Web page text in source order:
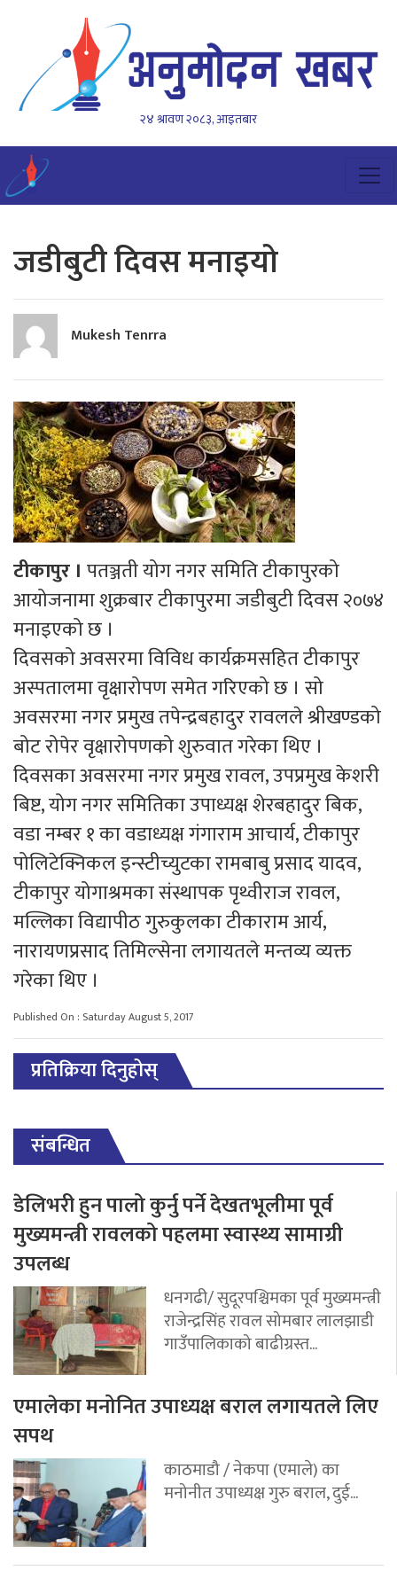
२४ श्रावण २०८३, आइतबार
जडीबुटी दिवस मनाइयो
Mukesh Tenrra
टीकापुर । पतञ्जती योग नगर समिति टीकापुरको
आयोजनामा शुक्रबार टीकापुरमा जडीबुटी दिवस २०७४
मनाइएको छ ।
दिवसको अवसरमा विविध कार्यक्रमसहित टीकापुर
अस्पतालमा वृक्षारोपण समेत गरिएको छ । सो
अवसरमा नगर प्रमुख तपेन्द्रबहादुर रावलले श्रीखण्डको
बोट रोपेर वृक्षारोपणको शुरुवात गरेका थिए ।
दिवसका अवसरमा नगर प्रमुख रावल, उपप्रमुख केशरी
बिष्ट, योग नगर समितिका उपाध्यक्ष शेरबहादुर बिक,
वडा नम्बर १ का वडाध्यक्ष गंगाराम आचार्य, टीकापुर
पोलिटेक्निकल इन्स्टीच्युटका रामबाबु प्रसाद यादव,
टीकापुर योगाश्रमका संस्थापक पृथ्वीराज रावल,
मल्लिका विद्यापीठ गुरुकुलका टीकाराम आर्य,
नारायणप्रसाद तिमिल्सेना लगायतले मन्तव्य व्यक्त
गरेका थिए ।
Published On : Saturday August 5, 2017
प्रतिक्रिया दिनुहोस्
संबन्धित
डेलिभरी हुन पालो कुर्नु पर्ने देखतभूलीमा पूर्व
मुख्यमन्त्री रावलको पहलमा स्वास्थ्य सामाग्री
उपलब्ध
धनगढी/ सुदूरपश्चिमका पूर्व मुख्यमन्त्री
राजेन्द्रसिंह रावल सोमबार लालझाडी
गाउँपालिकाको बाढीग्रस्त...
एमालेका मनोनित उपाध्यक्ष बराल लगायतले लिए
सपथ
काठमाडौ / नेकपा (एमाले) का
मनोनीत उपाध्यक्ष गुरु बराल, दुई...